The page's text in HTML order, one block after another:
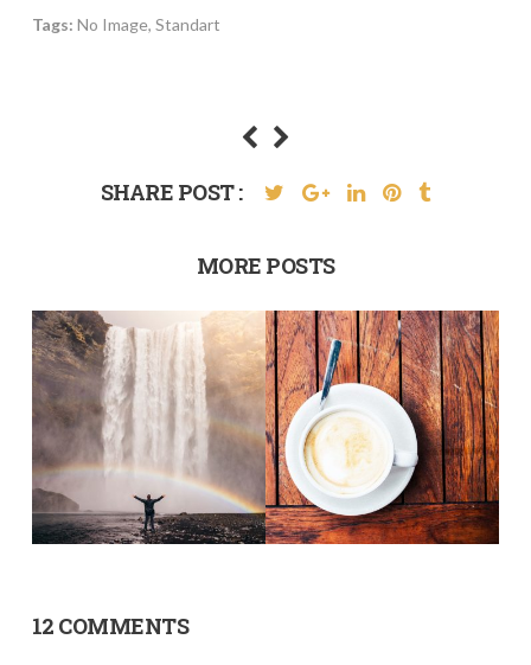
Tags: No Image, Standart
SHARE POST :
MORE POSTS
12 COMMENTS